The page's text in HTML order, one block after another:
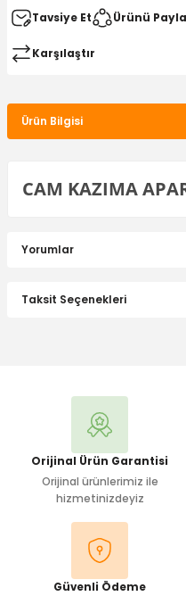
Tavsiye Et Ürünü
Karşılaştır
Ürün Bilgisi
CAM KAZIMA
Yorumlar
Taksit Seçenekleri
Orijinal Ürün Garantisi
Orijinal ürünlerimiz ile
hizmetinizdeyiz
Güvenli Ödeme